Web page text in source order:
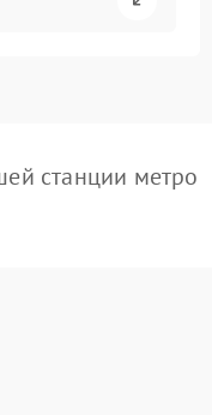
станции метро